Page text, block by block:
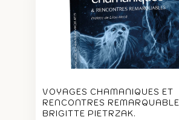
VOYAGES CHAMANIQUES ET
RENCONTRES
BRIGITTE PIETRZAK.